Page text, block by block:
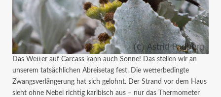
Das Wetter auf Carcass kann auch Sonne! Das stellen wir an
unserem tatsächlichen Abreisetag fest. Die wetterbedingte
Zwangsverlängerung hat sich gelohnt. Der Strand vor dem Haus
sieht ohne Nebel richtig karibisch aus – nur das Thermometer